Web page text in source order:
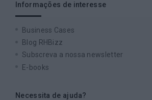
Informações de interesse
Business Cases
Blog RHBizz
Subscreva a nossa newsletter
E-books
Necessita de ajuda?